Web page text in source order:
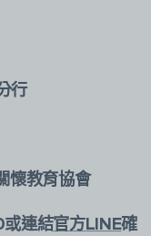
行
懷教育協會
連結官方LINE確